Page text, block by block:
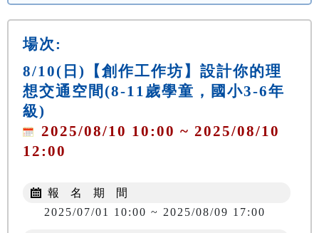
場次:
8/10(日)【創作工作坊】設計你的理
想交通空間(8-11歲學童，國小3-6年
級)
2025/08/10 10:00 ~ 2025/08/10
12:00
報 名 期 間
2025/07/01 10:00 ~ 2025/08/09 17:00